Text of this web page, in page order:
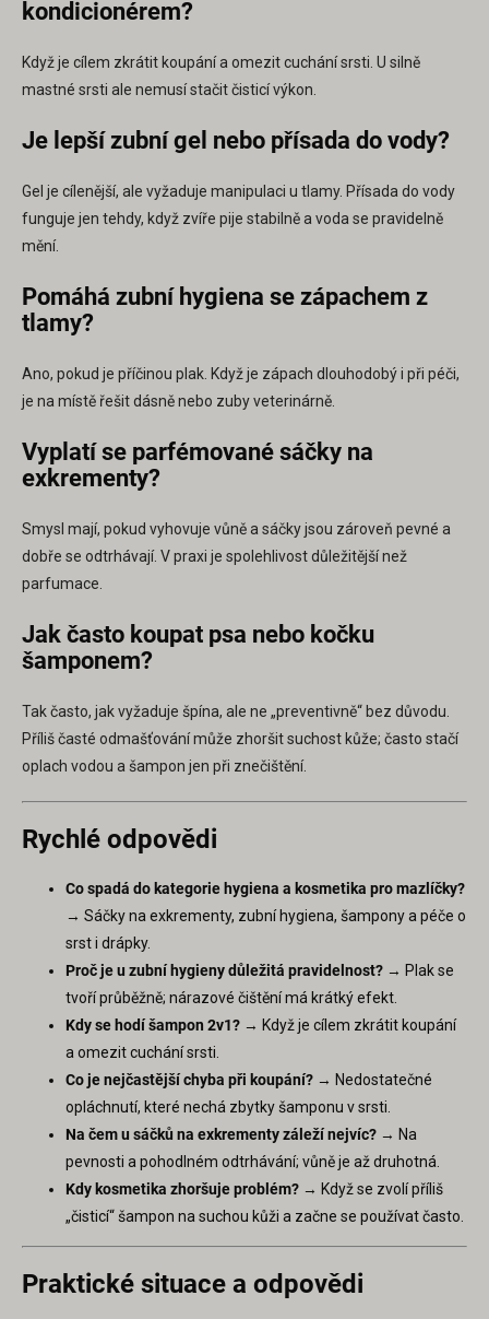
kondicionérem?
Když je cílem zkrátit koupání a omezit cuchání srsti. U silně
mastné srsti ale nemusí stačit čisticí výkon.
Je lepší zubní gel nebo přísada do vody?
Gel je cílenější, ale vyžaduje manipulaci u tlamy. Přísada do vody
funguje jen tehdy, když zvíře pije stabilně a voda se pravidelně
mění.
Pomáhá zubní hygiena se zápachem z
tlamy?
Ano, pokud je příčinou plak. Když je zápach dlouhodobý i při péči,
je na místě řešit dásně nebo zuby veterinárně.
Vyplatí se parfémované sáčky na
exkrementy?
Smysl mají, pokud vyhovuje vůně a sáčky jsou zároveň pevné a
dobře se odtrhávají. V praxi je spolehlivost důležitější než
parfumace.
Jak často koupat psa nebo kočku
šamponem?
Tak často, jak vyžaduje špína, ale ne „preventivně“ bez důvodu.
Příliš časté odmašťování může zhoršit suchost kůže; často stačí
oplach vodou a šampon jen při znečištění.
Rychlé odpovědi
Co spadá do kategorie hygiena a kosmetika pro mazlíčky?
→ Sáčky na exkrementy, zubní hygiena, šampony a péče o
srst i drápky.
Proč je u zubní hygieny důležitá pravidelnost? → Plak se
tvoří průběžně; nárazové čištění má krátký efekt.
Kdy se hodí šampon 2v1? → Když je cílem zkrátit koupání
a omezit cuchání srsti.
Co je nejčastější chyba při koupání? → Nedostatečné
opláchnutí, které nechá zbytky šamponu v srsti.
Na čem u sáčků na exkrementy záleží nejvíc? → Na
pevnosti a pohodlném odtrhávání; vůně je až druhotná.
Kdy kosmetika zhoršuje problém? → Když se zvolí příliš
„čisticí“ šampon na suchou kůži a začne se používat často.
Praktické situace a odpovědi